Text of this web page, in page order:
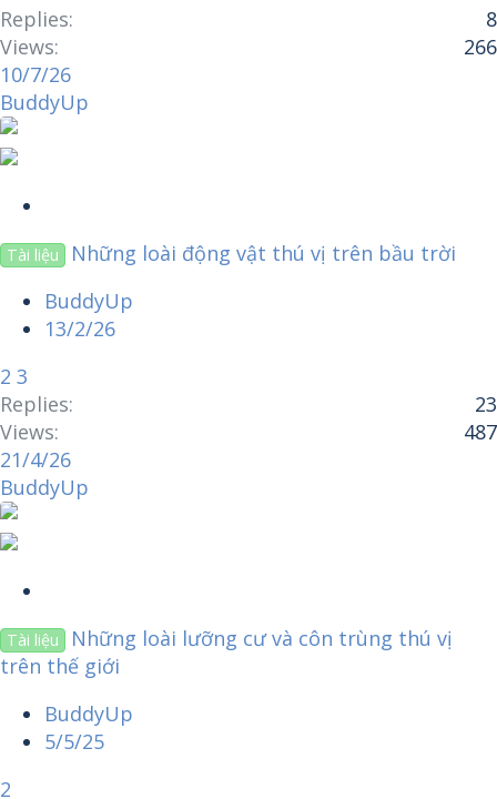
Replies
8
Views
266
10/7/26
BuddyUp
i
c
k
y
Tài liệu
Những loài động vật thú vị trên bầu trời
BuddyUp
13/2/26
2 3
Replies
23
Views
487
21/4/26
BuddyUp
i
c
k
y
Tài liệu
Những loài lưỡng cư và côn trùng thú vị
trên thế giới
BuddyUp
5/5/25
2